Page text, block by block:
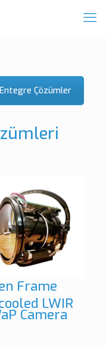
Çözümler
Frame
LWIR
Camera